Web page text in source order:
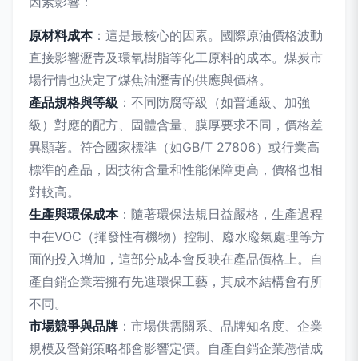
原材料成本：這是最核心的因素。國際原油價格波動
直接影響瀝青及環氧樹脂等化工原料的成本。煤炭市
場行情也決定了煤焦油瀝青的供應與價格。
產品規格與等級 ：不同防腐等級（如普通級、加強
級）對應的配方、固體含量、膜厚要求不同，價格差
異顯著。符合國家標準（如GB/T 27806）或行業高
標準的產品，因技術含量和性能保障更高，價格也相
對較高。
生產與環保成本：隨著環保法規日益嚴格，生產過程
中在VOC（揮發性有機物）控制、廢水廢氣處理等方
面的投入增加，這部分成本會反映在產品價格上。自
產自銷企業若擁有先進環保工藝，其成本結構會有所
不同。
市場競爭與品牌 ：市場供需關系、品牌知名度、企業
規模及營銷策略都會影響定價。自產自銷企業憑借成